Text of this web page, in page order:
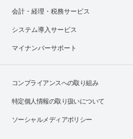
会計・経理・税務サービス
システム導入サービス
マイナンバーサポート
コンプライアンスへの取り組み
特定個人情報の取り扱いについて
ソーシャルメディアポリシー